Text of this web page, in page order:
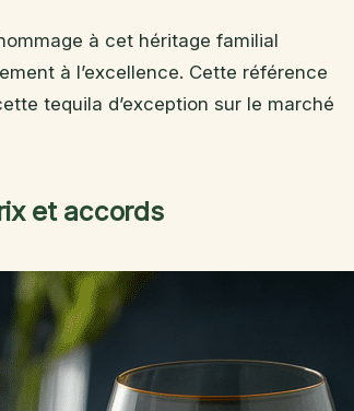
à cet héritage familial
à l’excellence. Cette référence
tequila d’exception sur le marché
et accords